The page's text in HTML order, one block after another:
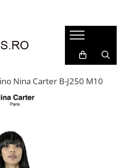
Nina Carter B-J250 M10